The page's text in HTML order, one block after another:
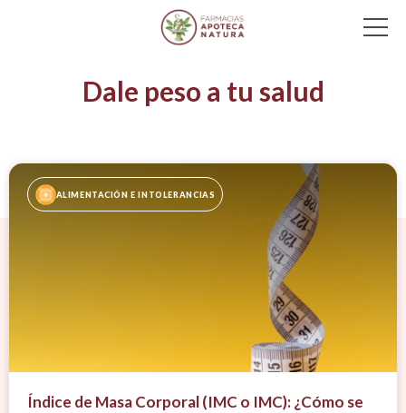
Main Navigation
Dale peso a tu salud
ALIMENTACIÓN E INTOLERANCIAS
Índice de Masa Corporal (IMC o IMC): ¿Cómo se